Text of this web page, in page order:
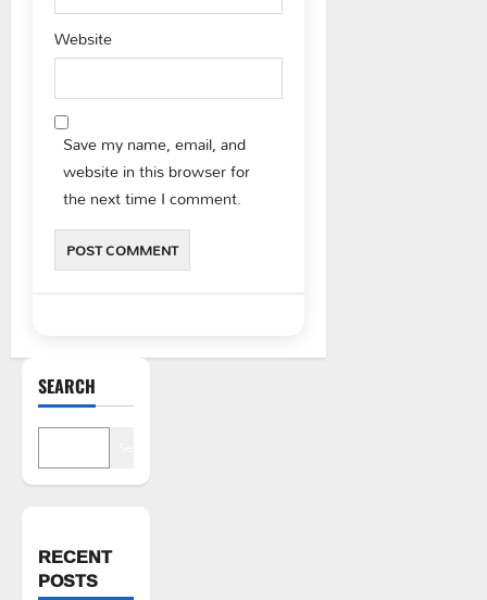
Website
Save my name, email, and
website in this browser for
the next time I comment.
SEARCH
RECENT
POSTS